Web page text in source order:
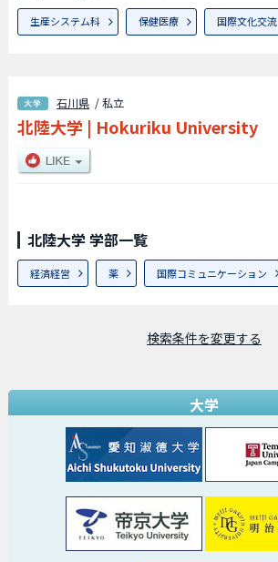
生産システム科 保健医療 国際文化交流
石川県 / 私立
北陸大学 | Hokuriku University
北陸大学 学部一覧
経済経営 薬 国際コミュニケーション
検索条件を変更する
大学